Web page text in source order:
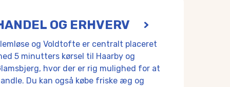
OG ERHVERV
og Voldtofte er centralt placeret
5 minutters kørsel til Haarby og
hvor der er rig mulighed for at
Du kan også købe friske æg og
er gode busforbindelser fra hele kommunen og et
& VUC Fyn og FGU FYN.
Merkantil.
såvel som fra de omkringliggende kommuner.